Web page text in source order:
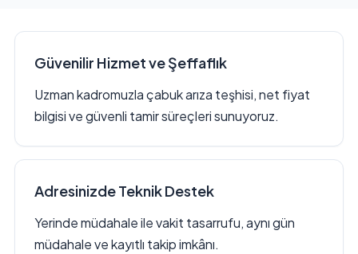
Güvenilir Hizmet ve Şeffaflık
Uzman kadromuzla çabuk arıza teşhisi, net fiyat
bilgisi ve güvenli tamir süreçleri sunuyoruz.
Adresinizde Teknik Destek
Yerinde müdahale ile vakit tasarrufu, aynı gün
müdahale ve kayıtlı takip imkânı.